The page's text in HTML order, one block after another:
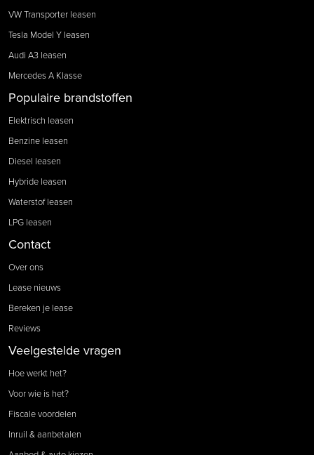
VW Transporter leasen
Tesla Model Y leasen
Audi A3 leasen
Mercedes A Klasse
Populaire brandstoffen
Elektrisch leasen
Benzine leasen
Diesel leasen
Hybride leasen
Waterstof leasen
LPG leasen
Contact
Over ons
Lease nieuws
Bereken je lease
Reviews
Veelgestelde vragen
Hoe werkt het?
Voor wie is het?
Fiscale voordelen
Inruil & aanbetalen